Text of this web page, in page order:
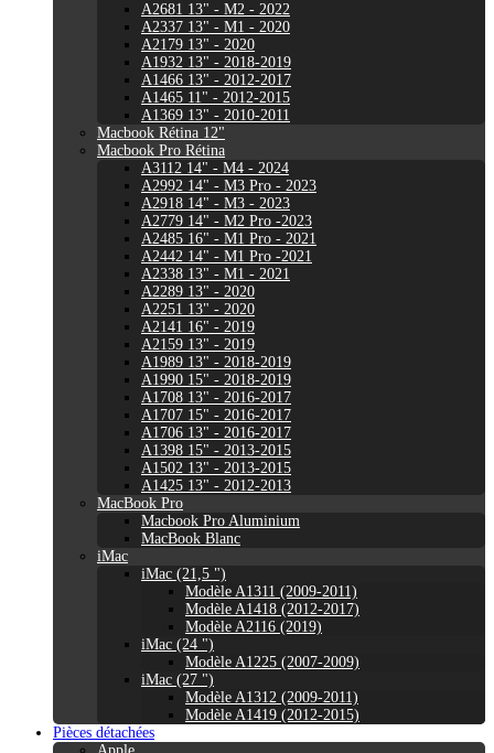
A2681 13" - M2 - 2022
A2337 13" - M1 - 2020
A2179 13" - 2020
A1932 13" - 2018-2019
A1466 13" - 2012-2017
A1465 11" - 2012-2015
A1369 13" - 2010-2011
Macbook Rétina 12"
Macbook Pro Rétina
A3112 14" - M4 - 2024
A2992 14" - M3 Pro - 2023
A2918 14" - M3 - 2023
A2779 14" - M2 Pro -2023
A2485 16" - M1 Pro - 2021
A2442 14" - M1 Pro -2021
A2338 13" - M1 - 2021
A2289 13" - 2020
A2251 13" - 2020
A2141 16" - 2019
A2159 13" - 2019
A1989 13" - 2018-2019
A1990 15" - 2018-2019
A1708 13" - 2016-2017
A1707 15" - 2016-2017
A1706 13" - 2016-2017
A1398 15" - 2013-2015
A1502 13" - 2013-2015
A1425 13" - 2012-2013
MacBook Pro
Macbook Pro Aluminium
MacBook Blanc
iMac
iMac (21,5 ")
Modèle A1311 (2009-2011)
Modèle A1418 (2012-2017)
Modèle A2116 (2019)
iMac (24 ")
Modèle A1225 (2007-2009)
iMac (27 ")
Modèle A1312 (2009-2011)
Modèle A1419 (2012-2015)
Pièces détachées